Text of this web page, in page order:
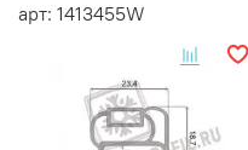
арт: 1413455W